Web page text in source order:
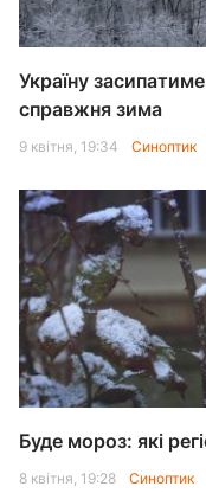
Україну
справжня зима
9 квітня, 19:34 Синоптик
Буде мороз: які
8 квітня, 19:28 Синоптик